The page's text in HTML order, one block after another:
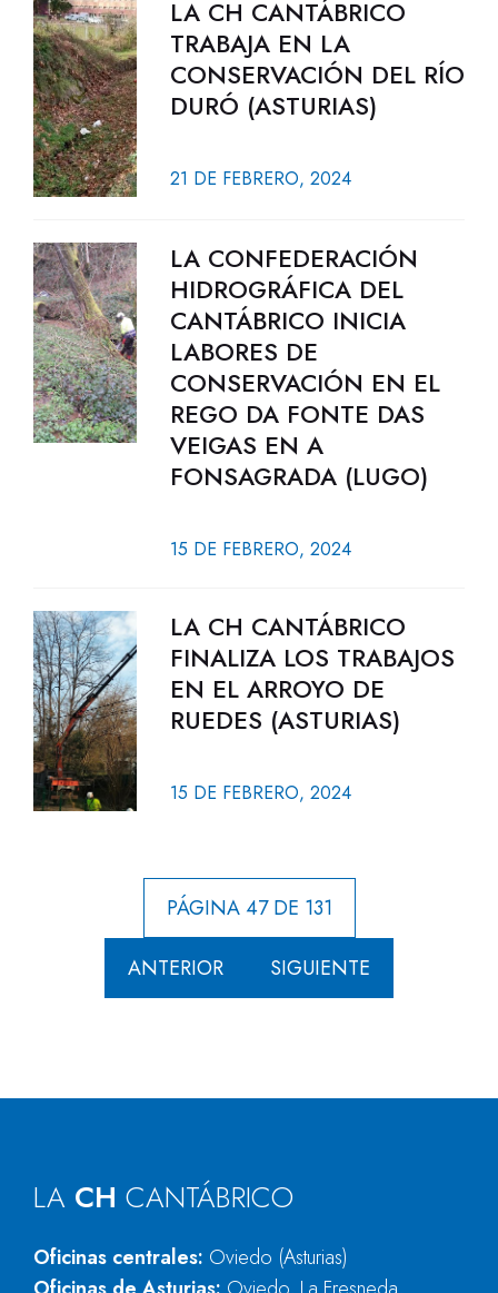
LA CH CANTÁBRICO
TRABAJA EN LA
CONSERVACIÓN DEL RÍO
DURÓ (ASTURIAS)
21 DE FEBRERO, 2024
LA CONFEDERACIÓN
HIDROGRÁFICA DEL
CANTÁBRICO INICIA
LABORES DE
CONSERVACIÓN EN EL
REGO DA FONTE DAS
VEIGAS EN A
FONSAGRADA (LUGO)
15 DE FEBRERO, 2024
LA CH CANTÁBRICO
FINALIZA LOS TRABAJOS
EN EL ARROYO DE
RUEDES (ASTURIAS)
15 DE FEBRERO, 2024
PÁGINA 47 DE 131
ANTERIOR SIGUIENTE
LA CH CANTÁBRICO
Oficinas centrales: Oviedo (Asturias)